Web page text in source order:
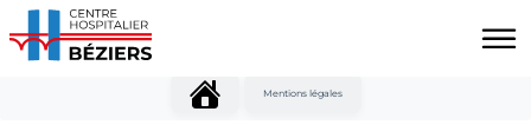
Aller au contenu principal
Mentions légales
Panneau de gestion des cookies